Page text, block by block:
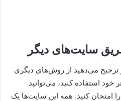
سایت‌های دیگر
ترجیح می‌دهید از روش‌های دیگری
خود استفاده کنید، می‌توانید
کنید. همه این سایت‌ها یک